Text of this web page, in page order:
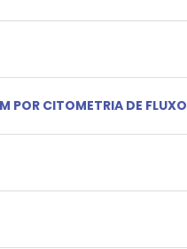
POR CITOMETRIA DE FLUXO